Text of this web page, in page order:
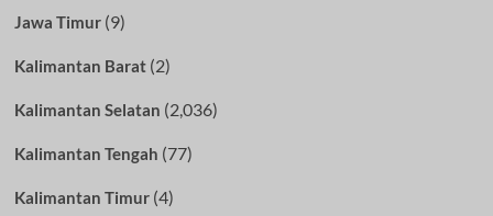
Jawa Timur(9)
Kalimantan Barat(2)
Kalimantan Selatan (2,036)
Kalimantan Tengah (77)
Kalimantan Timur(4)